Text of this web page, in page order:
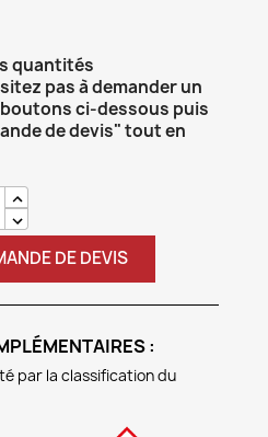
quantités
pas à demander un
ci-dessous puis
de devis" tout en
DE DEVIS
:
par la classification du